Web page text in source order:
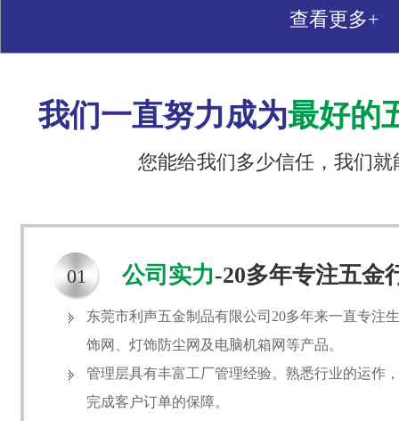
查看更多+
我们一直努力成为最好的
您能给我们多少信任，我们
01 公司实力-20多年专注五金
东莞市利声五金制品有限公司20多年来一直专注
饰网、灯饰防尘网及电脑机箱网等产品。
管理层具有丰富工厂管理经验。熟悉行业的运作
完成客户订单的保障。